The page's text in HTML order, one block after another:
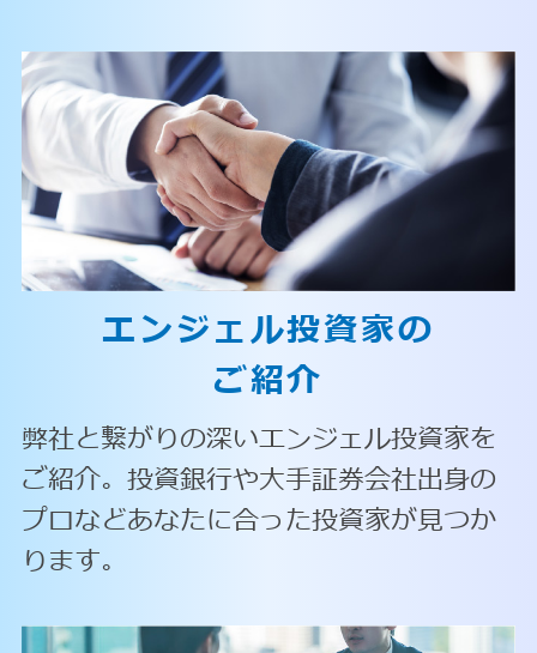
エンジェル投資家の
ご紹介
弊社と繋がりの深いエンジェル投資家を
ご紹介。投資銀行や大手証券会社出身の
プロなどあなたに合った投資家が見つか
ります。